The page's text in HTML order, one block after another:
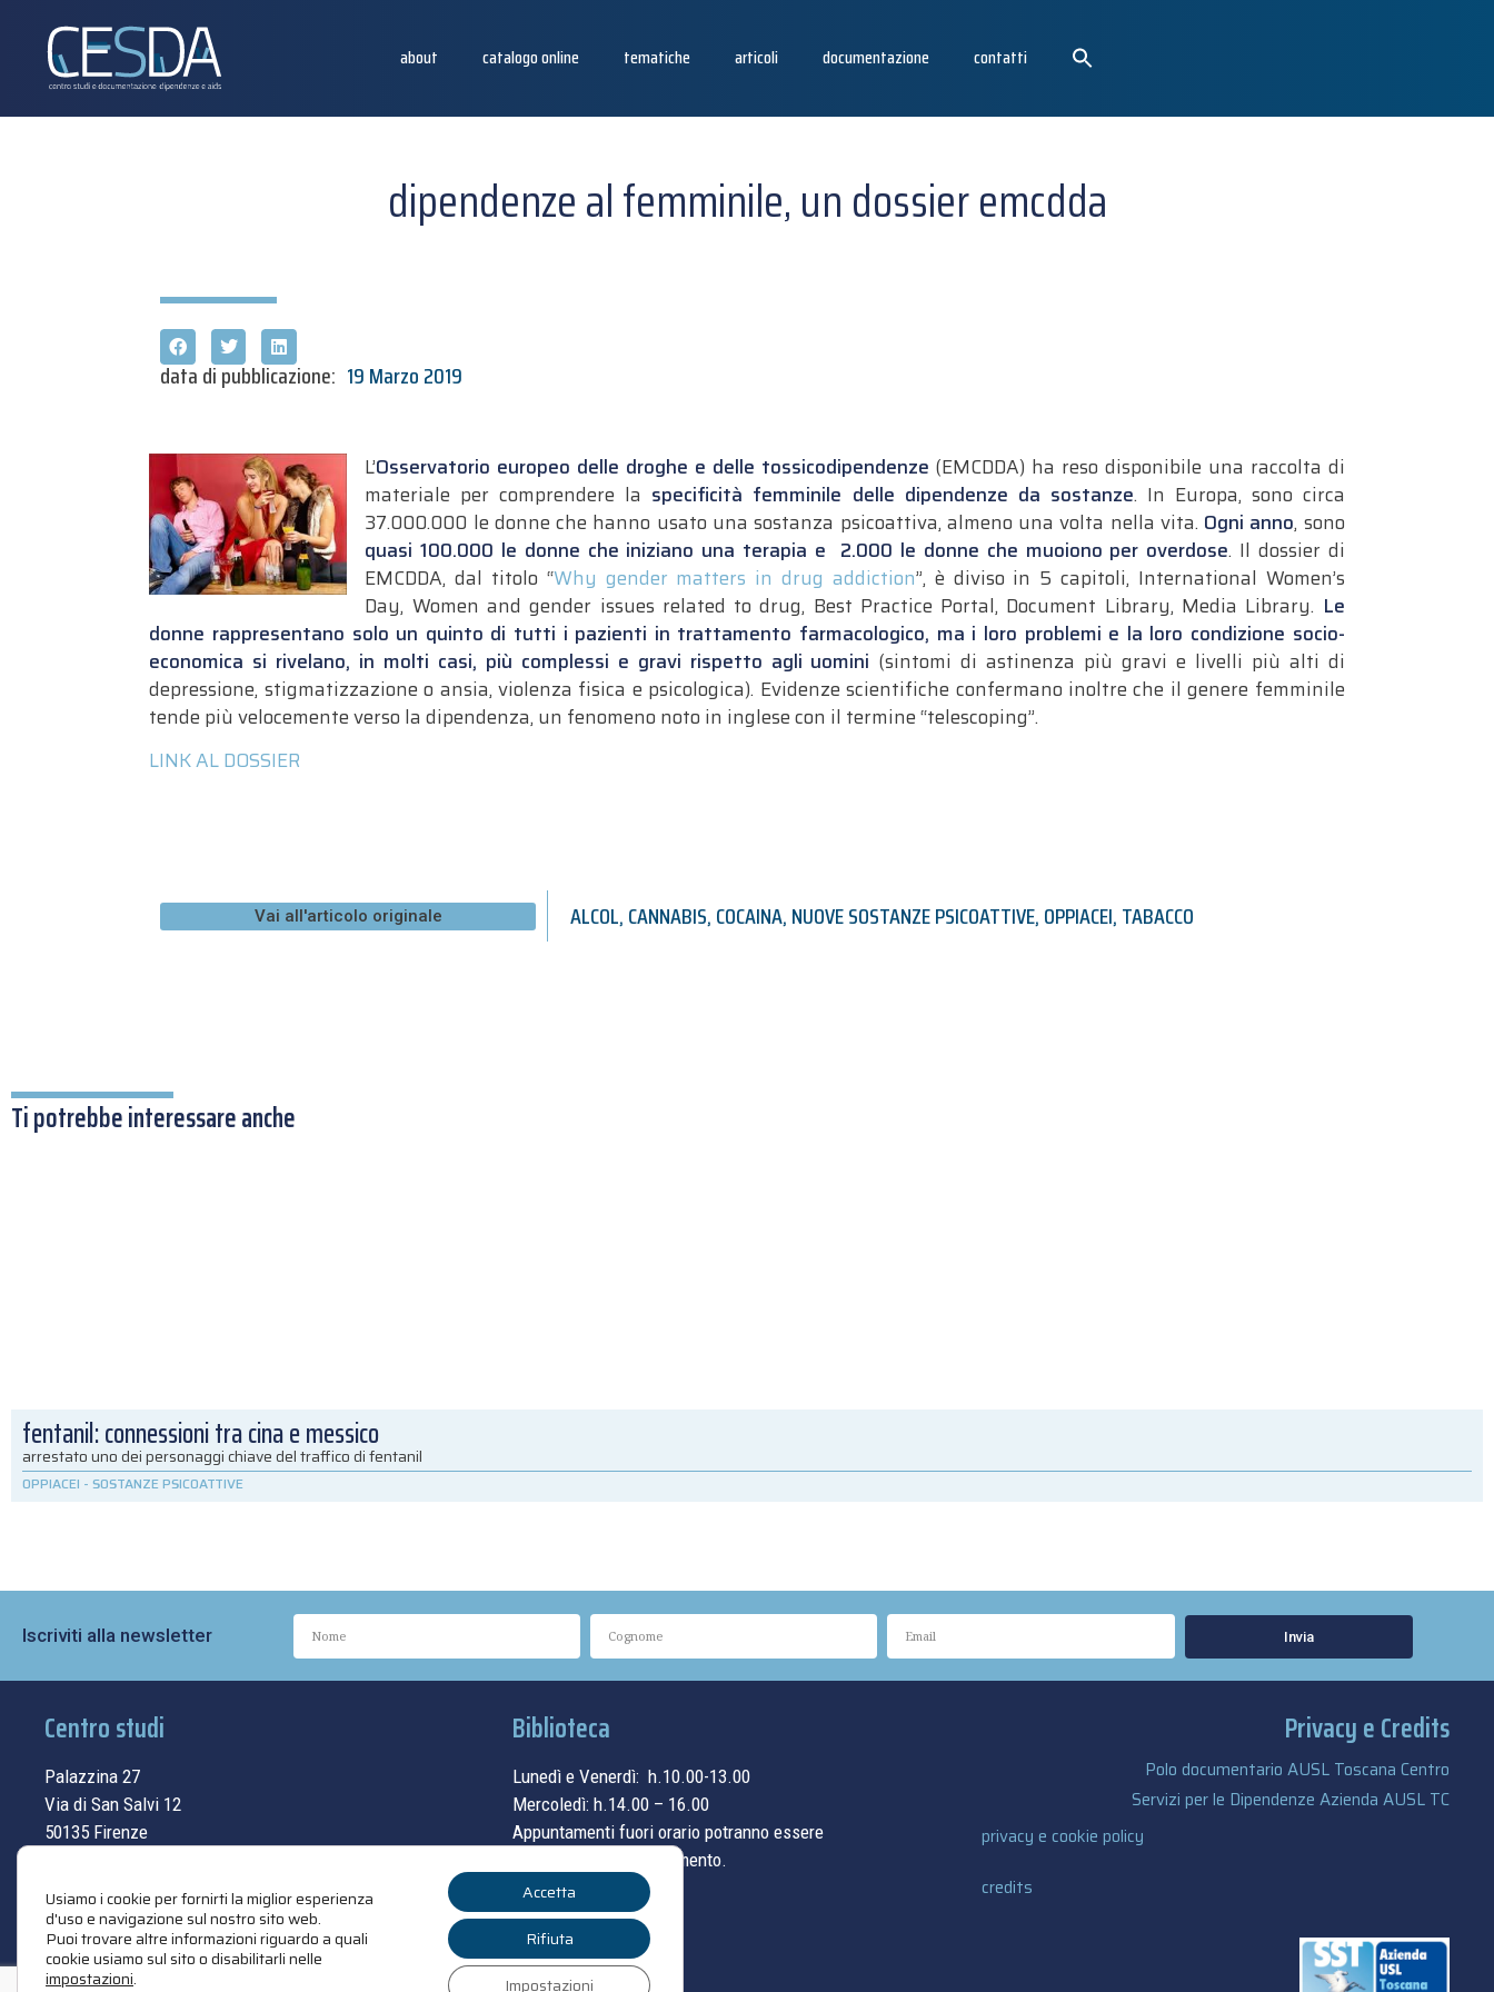
about catalogo online tematiche articoli documentazione contatti
dipendenze al femminile, un dossier emcdda
data di pubblicazione: 19 Marzo 2019
L’Osservatorio europeo delle droghe e delle tossicodipendenze (EMCDDA) ha reso disponibile una raccolta di
materiale per comprendere la specificità femminile delle dipendenze da sostanze. In Europa, sono circa
37.000.000 le donne che hanno usato una sostanza psicoattiva, almeno una volta nella vita. Ogni anno, sono
quasi 100.000 le donne che iniziano una terapia e 2.000 le donne che muoiono per overdose. Il dossier di
EMCDDA, dal titolo “Why gender matters in drug addiction”, è diviso in 5 capitoli, International Women’s
Day, Women and gender issues related to drug, Best Practice Portal, Document Library, Media Library. Le
donne rappresentano solo un quinto di tutti i pazienti in trattamento farmacologico, ma i loro problemi e la loro condizione socio-
economica si rivelano, in molti casi, più complessi e gravi rispetto agli uomini (sintomi di astinenza più gravi e livelli più alti di
depressione, stigmatizzazione o ansia, violenza fisica e psicologica). Evidenze scientifiche confermano inoltre che il genere femminile
tende più velocemente verso la dipendenza, un fenomeno noto in inglese con il termine “telescoping”.
LINK AL DOSSIER
Vai all'articolo originale ALCOL,CANNABIS,COCAINA,NUOVE SOSTANZE PSICOATTIVE,OPPIACEI,TABACCO
Ti potrebbe interessare anche
fentanil: connessioni tra cina e messico
arrestato uno dei personaggi chiave del traffico di fentanil
OPPIACEI - SOSTANZE PSICOATTIVE
Iscriviti alla newsletter Invia
Centro studi
Palazzina 27
Via di San Salvi 12
50135 Firenze
contatti
Biblioteca
Lunedì e Venerdì: h.10.00-13.00
Mercoledì: h.14.00 – 16.00
Appuntamenti fuori orario potranno essere
concordati su appuntamento.
contatti
Privacy e Credits
Polo documentario AUSL Toscana Centro
Servizi per le Dipendenze Azienda AUSL TC
privacy e cookie policy
credits
Usiamo i cookie per fornirti la miglior esperienza
d'uso e navigazione sul nostro sito web.
Puoi trovare altre informazioni riguardo a quali
cookie usiamo sul sito o disabilitarli nelle
impostazioni.
Accetta
Rifiuta
Impostazioni